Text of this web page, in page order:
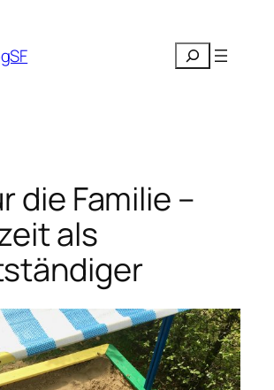
Suchen
die Familie –
als